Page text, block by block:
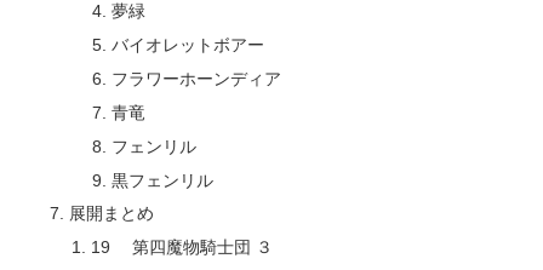
夢緑
バイオレットボアー
フラワーホーンディア
青竜
フェンリル
黒フェンリル
展開まとめ
19 第四魔物騎士団 ３